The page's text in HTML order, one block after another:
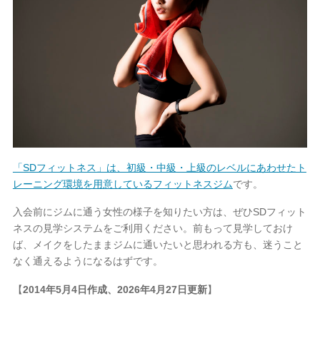
「SDフィットネス」は、初級・中級・上級のレベルにあわせたト
レーニング環境を用意しているフィットネスジムです。
入会前にジムに通う女性の様子を知りたい方は、ぜひSDフィット
ネスの見学システムをご利用ください。前もって見学しておけ
ば、メイクをしたままジムに通いたいと思われる方も、迷うこと
なく通えるようになるはずです。
【2014年5月4日作成、2026年4月27日更新】